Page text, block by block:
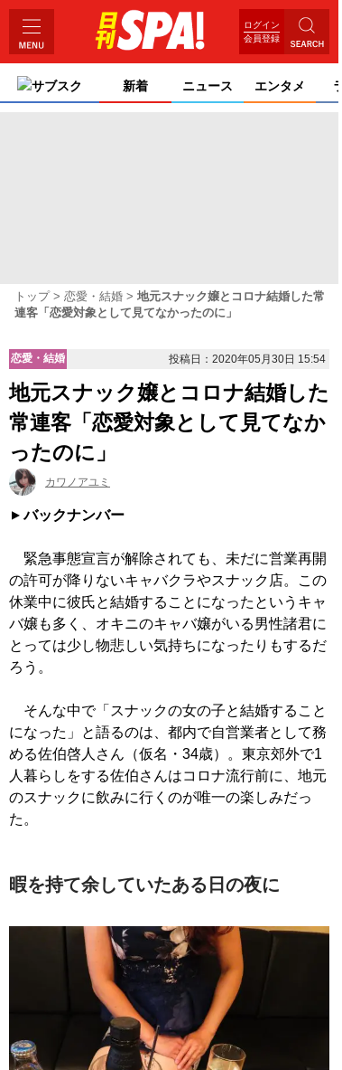
ログイン
会員登録
サブスク 新着 ニュース エンタメ
トップ 恋愛・結婚
地元スナック嬢とコロナ結婚した常
連客「恋愛対象として見てなかったのに」
恋愛・結婚 投稿日：2020年05月30日 15:54
地元スナック嬢とコロナ結婚した
常連客「恋愛対象として見てなか
ったのに」
カワノアユミ
バックナンバー
緊急事態宣言が解除されても、未だに営業再開
の許可が降りないキャバクラやスナック店。この
休業中に彼氏と結婚することになったというキャ
バ嬢も多く、オキニのキャバ嬢がいる男性諸君に
とっては少し物悲しい気持ちになったりもするだ
ろう。
そんな中で「スナックの女の子と結婚すること
になった」と語るのは、都内で自営業者として務
める佐伯啓人さん（仮名・34歳）。東京郊外で1
人暮らしをする佐伯さんはコロナ流行前に、地元
のスナックに飲みに行くのが唯一の楽しみだっ
た。
暇を持て余していたある日の夜に